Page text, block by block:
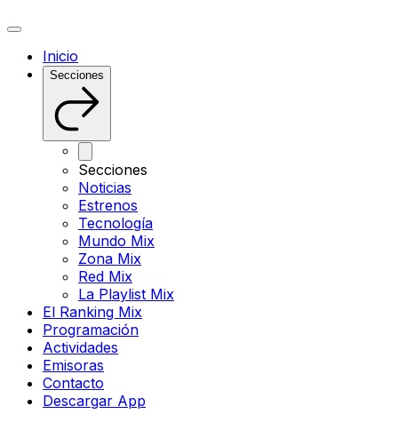
Inicio
Secciones
Secciones
Noticias
Estrenos
Tecnología
Mundo Mix
Zona Mix
Red Mix
La Playlist Mix
El Ranking Mix
Programación
Actividades
Emisoras
Contacto
Descargar App